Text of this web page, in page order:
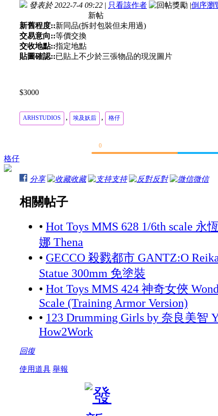
格仔
發表於 2022-7-4 09:22 | 只看該作者 |倒序瀏
新帖
新舊程度::新同品(拆封包裝但未用過)
交易意向::等價交換
交收地點::指定地點
貼圖確認::已貼上不少於三張物品的現況圖片
$3000
ARHSTUDIOS , 埃及妖后 , 格仔
0
分享 收藏 支持 反對 微信
相關帖子
• Hot Toys MMS 628 1/6th scale 永
娜 Thena
• GECCO 殺戮都市 GANTZ:O
Statue 300mm 免塗裝
• Hot Toys MMS 424 神奇女俠
Scale (Training Armor Version)
• 123 Drumming Girls by 奈良美智
How2Work
回復
使用道具 舉報